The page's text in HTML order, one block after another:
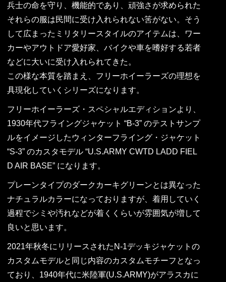
兵士の命を守り、機能的であり、頑強さが求められた
それらの服は民間に受け入れられない筈がない。そう
して広まったミリタリースタイルのアイテムは、ワー
カーやアウトドア愛好家、バイクや車を嗜好する若者
などに大いに受け入れられてきた。
この様な本質を踏まえ、フリーホイーラーズの理想を
具現化していくシリーズになります。
フリーホイーラーズ・スペシャルエディションより、
1930年代フライングジャケット “B-3” のテストサンプ
ルをイメージしたウィンターフライング・ジャケット
“S-3” のカスタモデル “U.S.ARMY CWTD LADD FIEL
D AIR BASE” になります。
プレーンタイプのダークカーキグリーンとは異なった
ナチュラルカラーになっておりますが、着用していく
過程でシミや汚れなどが着くくらいが雰囲気が増して
良いと思います。
2021年秋冬にリリースされたN-1デッキジャケットの
カスタムモデルと同じ内容のカスタムモチーフとなっ
ており、1940年代に米陸軍(U.S.ARMY)がアラスカに